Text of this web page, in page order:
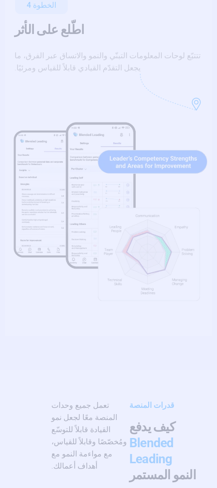
الخطوة 4
اطّلع على الأثر
تتتبّع لوحات المعلومات التبنّي والنمو والاتساق عبر الفرق، ما
يجعل التقدّم القيادي قابلاً للقياس ومرئيًا.
قدرات المنصة
كيف يدفع
Blended
Leading
النمو المستمر
تعمل جميع وحدات
المنصة معًا لجعل نمو
القيادة قابلاً للتوسّع
ومُخصّصًا وقابلاً للقياس،
مع مواءمة النمو مع
أهداف أعمالك.